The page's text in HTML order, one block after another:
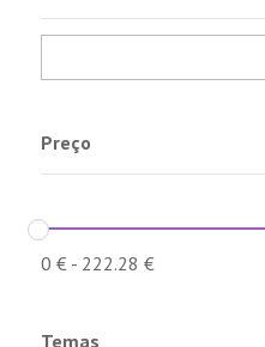
Preço
0 €- 222.28 €
Temas